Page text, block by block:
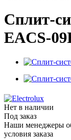
Сплит-
EACS-
Нет в наличии
Под заказ
Наши менеджеры
условия заказа